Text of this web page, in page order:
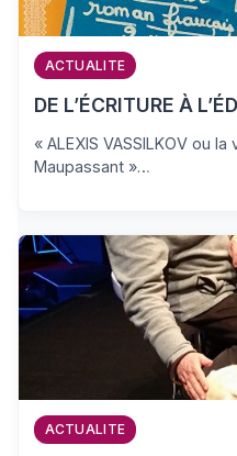
ACTUALITE
DE L’ÉCRITURE À
« ALEXIS VASSILKOV ou
Maupassant »…
ACTUALITE